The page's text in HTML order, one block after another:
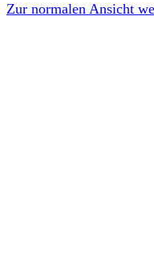
Zur normalen Ansicht